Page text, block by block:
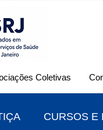
Coletivas
CURSOS E